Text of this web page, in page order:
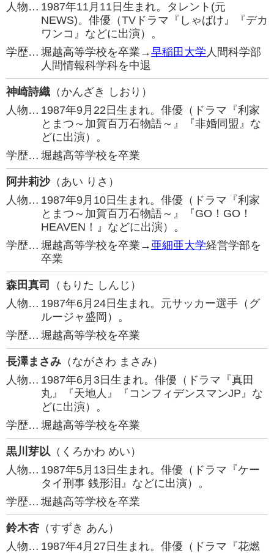
人物… 1987年11月11日生まれ。タレント(元
NEWS)。俳優（TVドラマ『しゃばけ』『デカ
ワンコ』などに出演）。
学歴… 堀越高等学校を卒業→早稲田大学 人間科学部
人間情報科学科を中退
神崎詩織 （かんざき しおり）
人物… 1987年9月22日生まれ。俳優（ドラマ『利家
とまつ～加賀百万石物語～』『非婚同盟』な
どに出演）。
学歴… 堀越高等学校を卒業
阿井莉沙（あい りさ）
人物… 1987年9月10日生まれ。俳優（ドラマ『利家
とまつ～加賀百万石物語～』『GO！GO！
HEAVEN！』などに出演）。
学歴… 堀越高等学校を卒業→ 亜細亜大学経営学部を
卒業
森田真司
（もりた しんじ）
人物… 1987年6月24日生まれ。元サッカー選手（グ
ルージャ盛岡）。
学歴… 堀越高等学校を卒業
長澤まさみ （ながさわ まさみ）
人物… 1987年6月3日生まれ。俳優（ドラマ『真田
丸』『天地人』『コンフィデンスマンJP』な
どに出演）。
学歴… 堀越高等学校を卒業
黒川芽以 （くろかわ めい）
人物… 1987年5月13日生まれ。俳優（ドラマ『ケー
タイ刑事 銭形泪』などに出演）。
学歴… 堀越高等学校を卒業
鈴木杏 （すずき あん）
人物… 1987年4月27日生まれ。俳優（ドラマ『花燃